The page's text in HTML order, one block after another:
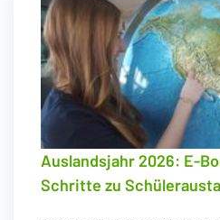
Auslandsjahr 2026: E-
Schritte zu